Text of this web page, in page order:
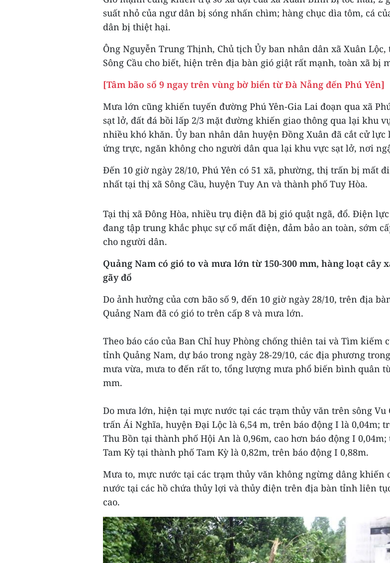
suất nhỏ của ngư dân bị sóng nhấn chìm; hàng chục dìa tôm, cá
dân bị thiệt hại.
Ông Nguyễn Trung Thịnh, Chủ tịch Ủy ban nhân dân xã Xuân Lộc,
Sông Cầu cho biết, hiện trên địa bàn gió giật rất mạnh, toàn xã bị
[Tâm bão số 9 ngay trên vùng bờ biển từ Đà Nẵng đến Phú Yên]
Mưa lớn cũng khiến tuyến đường Phú Yên-Gia Lai đoạn qua xã
sạt lở, đất đá bồi lấp 2/3 mặt đường khiến giao thông qua lại khu
nhiều khó khăn. Ủy ban nhân dân huyện Đồng Xuân đã cắt cử lực
ứng trực, ngăn không cho người dân qua lại khu vực sạt lở, nơi
Đến 10 giờ ngày 28/10, Phú Yên có 51 xã, phường, thị trấn bị mất
nhất tại thị xã Sông Cầu, huyện Tuy An và thành phố Tuy Hòa.
Tại thị xã Đông Hòa, nhiều trụ điện đã bị gió quật ngã, đổ. Điện lực
đang tập trung khắc phục sự cố mất điện, đảm bảo an toàn, sớm
cho người dân.
Quảng Nam có gió to và mưa lớn từ 150-300 mm, hàng loạt cây
gãy đổ
Do ảnh hưởng của cơn bão số 9, đến 10 giờ ngày 28/10, trên địa
Quảng Nam đã có gió to trên cấp 8 và mưa lớn.
Theo báo cáo của Ban Chỉ huy Phòng chống thiên tai và Tìm kiếm
tỉnh Quảng Nam, dự báo trong ngày 28-29/10, các địa phương
mưa vừa, mưa to đến rất to, tổng lượng mưa phổ biến bình quân
mm.
Do mưa lớn, hiện tại mực nước tại các trạm thủy văn trên sông Vu
trấn Ái Nghĩa, huyện Đại Lộc là 6,54 m, trên báo động I là 0,04m;
Thu Bồn tại thành phố Hội An là 0,96m, cao hơn báo động I 0,04m;
Tam Kỳ tại thành phố Tam Kỳ là 0,82m, trên báo động I 0,88m.
Mưa to, mực nước tại các trạm thủy văn không ngừng dâng khiến
nước tại các hồ chứa thủy lợi và thủy điện trên địa bàn tỉnh liên
cao.